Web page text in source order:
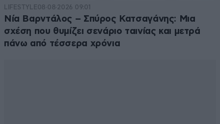
LIFESTYLE08·08·2026 09:01
Νία Βαρντάλος – Σπύρος Κατσαγάνης: Μια
σχέση που θυμίζει σενάριο ταινίας και μετρά
πάνω από τέσσερα χρόνια